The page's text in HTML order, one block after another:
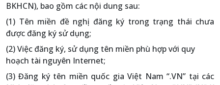
BKHCN), bao gồm các nội dung sau:
(1) Tên miền đề nghị đăng ký trong trạng thái chưa
được đăng ký sử dụng;
(2) Việc đăng ký, sử dụng tên miền phù hợp với quy
hoạch tài nguyên Internet;
(3) Đăng ký tên miền quốc gia Việt Nam “.VN” tại các